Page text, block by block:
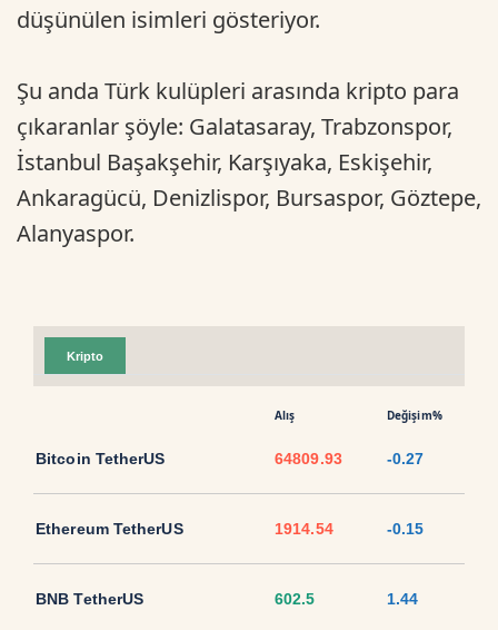
düşünülen isimleri gösteriyor.
Şu anda Türk kulüpleri arasında kripto para
çıkaranlar şöyle: Galatasaray, Trabzonspor,
İstanbul Başakşehir, Karşıyaka, Eskişehir,
Ankaragücü, Denizlispor, Bursaspor, Göztepe,
Alanyaspor.
Kripto
Alış Değişim%
Bitcoin TetherUS 64809.93 -0.27
Ethereum TetherUS 1914.54 -0.15
BNB TetherUS 602.5 1.44